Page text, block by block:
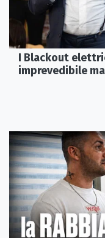
I Blackout
imprevedibile